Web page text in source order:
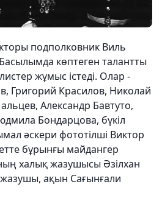
подполковник Виль
көптеген талантты
жұмыс істеді. Олар -
Григорий Красилов, Николай
Александр Бавтуто,
Бондарцова, бүкіл
әскери фототілші Виктор
бұрынғы майдангер
халық жазушысы Әзілхан
ақын Сағынғали